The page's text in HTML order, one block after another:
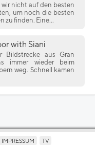
wir nicht auf den besten
um noch die besten
zu finden. Eine...
with Siani
Bildstrecke aus Gran
immer wieder beim
weg. Schnell kamen
IMPRESSUM TV